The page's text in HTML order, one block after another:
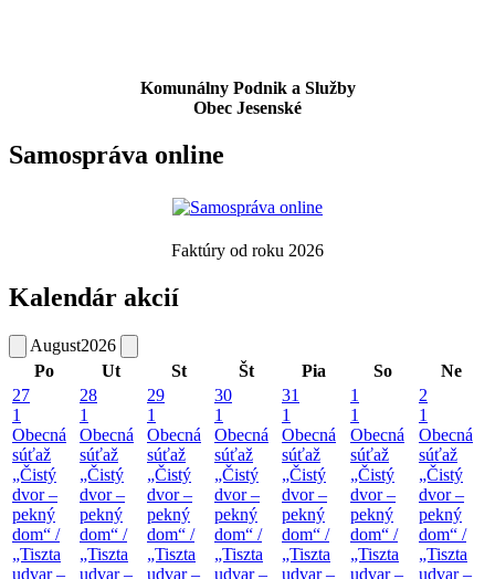
Komunálny Podnik a Služby
Obec Jesenské
Samospráva online
Faktúry od roku 2026
Kalendár akcií
August2026
Po
Ut St Št Pia So
Ne
27
1
Obecná
súťaž
„Čistý
dvor –
pekný
dom“ /
„Tiszta
udvar –
28
1
Obecná
súťaž
„Čistý
dvor –
pekný
dom“ /
„Tiszta
udvar –
29
1
Obecná
súťaž
„Čistý
dvor –
pekný
dom“ /
„Tiszta
udvar –
30
1
Obecná
súťaž
„Čistý
dvor –
pekný
dom“ /
„Tiszta
udvar –
31
1
Obecná
súťaž
„Čistý
dvor –
pekný
dom“ /
„Tiszta
udvar –
1
1
Obecná
súťaž
„Čistý
dvor –
pekný
dom“ /
„Tiszta
udvar –
2
1
Obecná
súťaž
„Čistý
dvor –
pekný
dom“ /
„Tiszta
udvar –